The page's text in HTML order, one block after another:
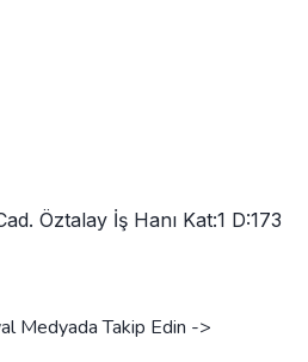
Öztalay İş Hanı Kat:1 D:173
Medyada Takip Edin ->